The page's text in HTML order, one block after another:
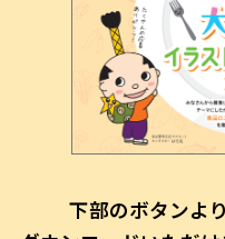
下部のボタンよ